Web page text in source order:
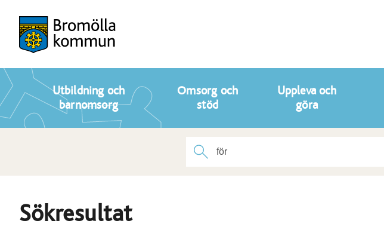
Utbildning och
barnomsorg
Omsorg och
stöd
Uppleva och
göra
Sökresultat